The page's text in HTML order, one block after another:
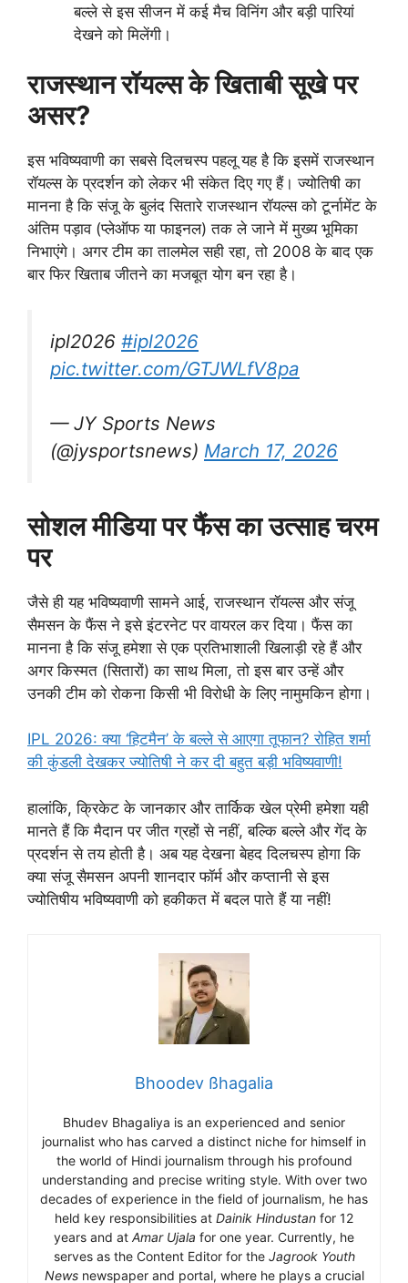
बल्ले से इस सीजन में कई मैच विनिंग और बड़ी पारियां
देखने को मिलेंगी।
राजस्थान रॉयल्स के खिताबी सूखे पर
असर?
इस भविष्यवाणी का सबसे दिलचस्प पहलू यह है कि इसमें राजस्थान
रॉयल्स के प्रदर्शन को लेकर भी संकेत दिए गए हैं। ज्योतिषी का
मानना है कि संजू के बुलंद सितारे राजस्थान रॉयल्स को टूर्नामेंट के
अंतिम पड़ाव (प्लेऑफ या फाइनल) तक ले जाने में मुख्य भूमिका
निभाएंगे। अगर टीम का तालमेल सही रहा, तो 2008 के बाद एक
बार फिर खिताब जीतने का मजबूत योग बन रहा है।
ipl2026 #ipl2026
pic.twitter.com/GTJWLfV8pa
— JY Sports News
(@jysportsnews) March 17, 2026
सोशल मीडिया पर फैंस का उत्साह चरम
पर
जैसे ही यह भविष्यवाणी सामने आई, राजस्थान रॉयल्स और संजू
सैमसन के फैंस ने इसे इंटरनेट पर वायरल कर दिया। फैंस का
मानना है कि संजू हमेशा से एक प्रतिभाशाली खिलाड़ी रहे हैं और
अगर किस्मत (सितारों) का साथ मिला, तो इस बार उन्हें और
उनकी टीम को रोकना किसी भी विरोधी के लिए नामुमकिन होगा।
IPL 2026: क्या ‘हिटमैन’ के बल्ले से आएगा तूफान? रोहित शर्मा
की कुंडली देखकर ज्योतिषी ने कर दी बहुत बड़ी भविष्यवाणी!
हालांकि, क्रिकेट के जानकार और तार्किक खेल प्रेमी हमेशा यही
मानते हैं कि मैदान पर जीत ग्रहों से नहीं, बल्कि बल्ले और गेंद के
प्रदर्शन से तय होती है। अब यह देखना बेहद दिलचस्प होगा कि
क्या संजू सैमसन अपनी शानदार फॉर्म और कप्तानी से इस
ज्योतिषीय भविष्यवाणी को हकीकत में बदल पाते हैं या नहीं!
Bhoodev ßhagalia
Bhudev Bhagaliya is an experienced and senior
journalist who has carved a distinct niche for himself in
the world of Hindi journalism through his profound
understanding and precise writing style. With over two
decades of experience in the field of journalism, he has
held key responsibilities at Dainik Hindustan for 12
years and at Amar Ujala for one year. Currently, he
serves as the Content Editor for the Jagrook Youth
Newsnewspaper and portal, where he plays a crucial